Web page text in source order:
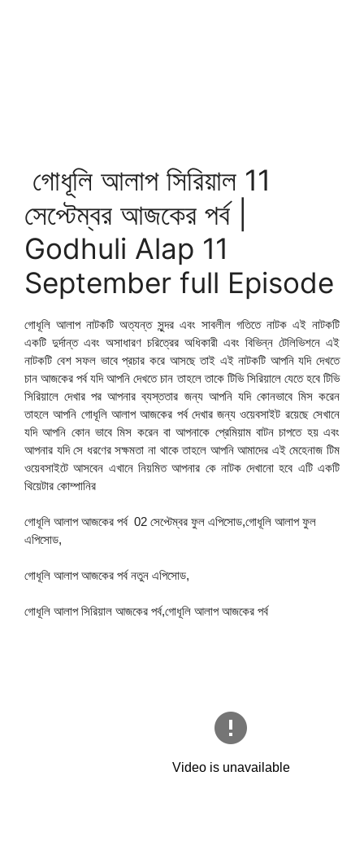
গোধূলি আলাপ সিরিয়াল 11
সেপ্টেম্বর আজকের পর্ব |
Godhuli Alap 11
September full Episode
গোধূলি আলাপ নাটকটি অত্যন্ত সুন্দর এবং সাবলীল গতিতে নাটক এই নাটকটি
একটি দুর্দান্ত এবং অসাধারণ চরিত্রের অধিকারী এবং বিভিন্ন টেলিভিশনে এই
নাটকটি বেশ সফল ভাবে প্রচার করে আসছে তাই এই নাটকটি আপনি যদি দেখতে
চান আজকের পর্ব যদি আপনি দেখতে চান তাহলে তাকে টিভি সিরিয়ালে যেতে হবে টিভি
সিরিয়ালে দেখার পর আপনার ব্যস্ততার জন্য আপনি যদি কোনভাবে মিস করেন
তাহলে আপনি গোধূলি আলাপ আজকের পর্ব দেখার জন্য ওয়েবসাইট রয়েছে সেখানে
যদি আপনি কোন ভাবে মিস করেন বা আপনাকে প্রেমিয়াম বাটন চাপতে হয় এবং
আপনার যদি সে ধরণের সক্ষমতা না থাকে তাহলে আপনি আমাদের এই মেহেনাজ টিম
ওয়েবসাইটে আসবেন এখানে নিয়মিত আপনার কে নাটক দেখানো হবে এটি একটি
থিয়েটার কোম্পানির
গোধূলি আলাপ আজকের পর্ব 02 সেপ্টেম্বর ফুল এপিসোড,গোধূলি আলাপ ফুল
এপিসোড,
গোধূলি আলাপ আজকের পর্ব নতুন এপিসোড,
গোধূলি আলাপ সিরিয়াল আজকের পর্ব,গোধূলি আলাপ আজকের পর্ব